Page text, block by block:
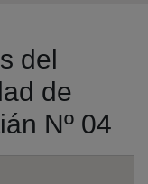
del
de
Nº 04